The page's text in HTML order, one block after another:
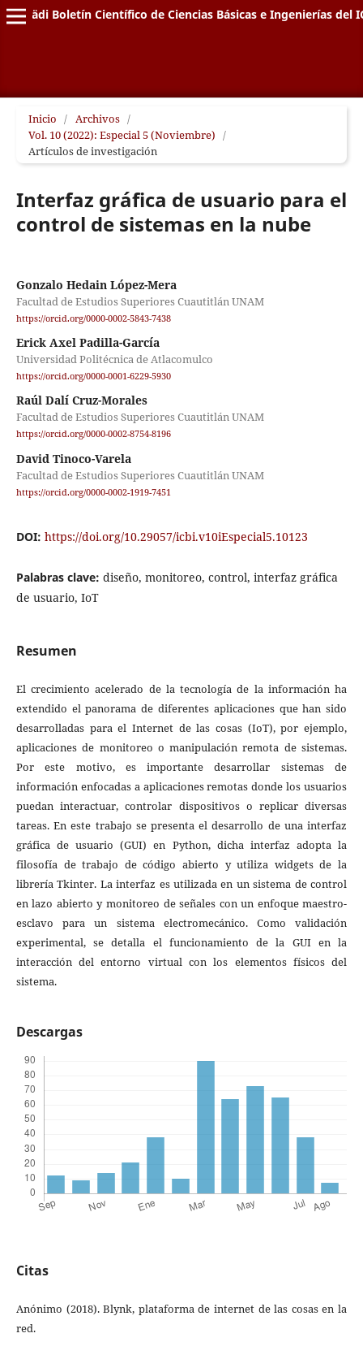
Pädi Boletín Científico de Ciencias Básicas e Ingenierías del
Inicio / Archivos /
Vol. 10 (2022): Especial 5 (Noviembre) /
Artículos de investigación
Interfaz gráfica de usuario para el
control de sistemas en la nube
Gonzalo Hedain López-Mera
Facultad de Estudios Superiores Cuautitlán UNAM
https://orcid.org/0000-0002-5843-7438
Erick Axel Padilla-García
Universidad Politécnica de Atlacomulco
https://orcid.org/0000-0001-6229-5930
Raúl Dalí Cruz-Morales
Facultad de Estudios Superiores Cuautitlán UNAM
https://orcid.org/0000-0002-8754-8196
David Tinoco-Varela
Facultad de Estudios Superiores Cuautitlán UNAM
https://orcid.org/0000-0002-1919-7451
DOI: https://doi.org/10.29057/icbi.v10iEspecial5.10123
Palabras clave: diseño, monitoreo, control, interfaz gráfica
de usuario, IoT
Resumen
El crecimiento acelerado de la tecnología de la información ha
extendido el panorama de diferentes aplicaciones que han sido
desarrolladas para el Internet de las cosas (IoT), por ejemplo,
aplicaciones de monitoreo o manipulación remota de sistemas.
Por este motivo, es importante desarrollar sistemas de
información enfocadas a aplicaciones remotas donde los usuarios
puedan interactuar, controlar dispositivos o replicar diversas
tareas. En este trabajo se presenta el desarrollo de una interfaz
gráfica de usuario (GUI) en Python, dicha interfaz adopta la
filosofía de trabajo de código abierto y utiliza widgets de la
librería Tkinter. La interfaz es utilizada en un sistema de control
en lazo abierto y monitoreo de señales con un enfoque maestro-
esclavo para un sistema electromecánico. Como validación
experimental, se detalla el funcionamiento de la GUI en la
interacción del entorno virtual con los elementos físicos del
sistema.
Descargas
Citas
Anónimo (2018). Blynk, plataforma de internet de las cosas en la
red.